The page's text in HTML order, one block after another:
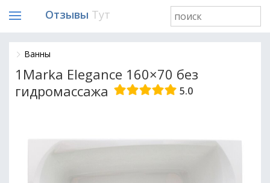
Отзывы Тут
Ванны
1Marka Elegance 160×70 без
гидромассажа
5.0